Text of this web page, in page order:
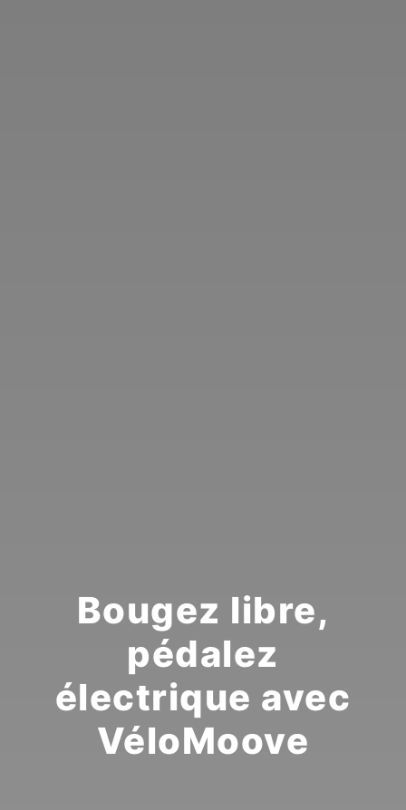
Bougez libre,
pédalez
électrique avec
VéloMoove